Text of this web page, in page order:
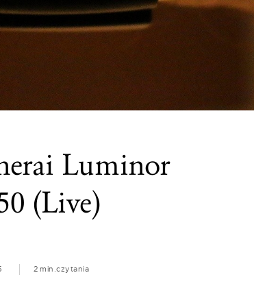
Luminor
(Live)
2 min.czytania